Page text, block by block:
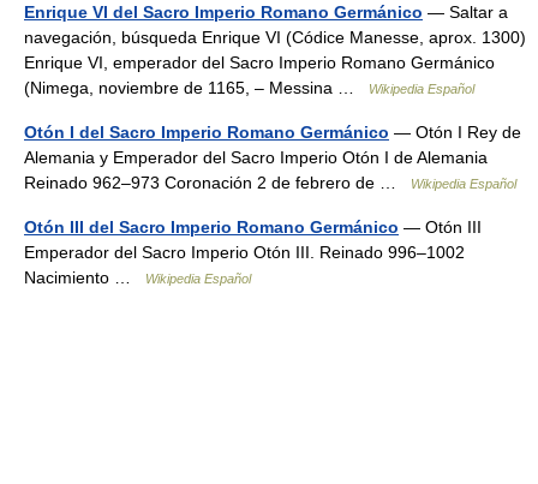
Enrique VI del Sacro Imperio Romano Germánico — Saltar a
navegación, búsqueda Enrique VI (Códice Manesse, aprox. 1300)
Enrique VI, emperador del Sacro Imperio Romano Germánico
(Nimega, noviembre de 1165, – Messina …
Wikipedia Español
Otón I del Sacro Imperio Romano Germánico — Otón I Rey de
Alemania y Emperador del Sacro Imperio Otón I de Alemania
Reinado 962–973 Coronación 2 de febrero de …
Wikipedia Español
Otón III del Sacro Imperio Romano Germánico — Otón III
Emperador del Sacro Imperio Otón III. Reinado 996–1002
Nacimiento …
Wikipedia Español